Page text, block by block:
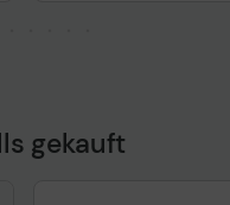
Technisches
gekauft